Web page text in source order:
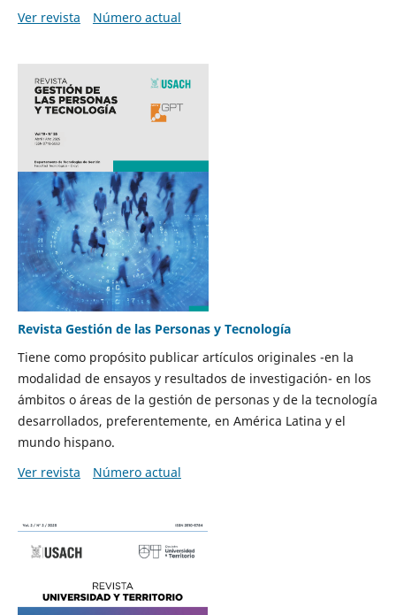
Ver revista
Número actual
Revista Gestión de las Personas y Tecnología
Tiene como propósito publicar artículos originales -en la
modalidad de ensayos y resultados de investigación- en los
ámbitos o áreas de la gestión de personas y de la tecnología
desarrollados, preferentemente, en América Latina y el
mundo hispano.
Ver revista
Número actual